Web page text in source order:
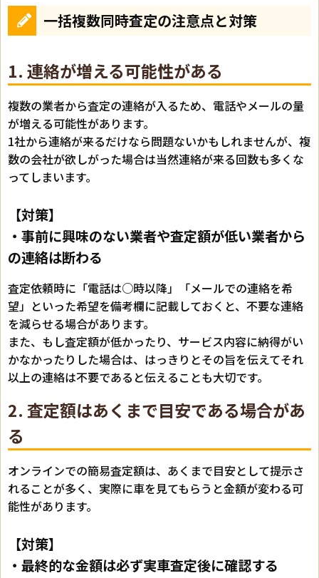
一括複数同時査定の注意点と対策
1. 連絡が増える可能性がある
複数の業者から査定の連絡が入るため、電話やメールの量
が増える可能性があります。
1社から連絡が来るだけなら問題ないかもしれませんが、複
数の会社が欲しがった場合は当然連絡が来る回数も多くな
ってしまいます。
【対策】
・事前に興味のない業者や査定額が低い業者から
の連絡は断わる
査定依頼時に「電話は○時以降」「メールでの連絡を希
望」といった希望を備考欄に記載しておくと、不要な連絡
を減らせる場合があります。
また、もし査定額が低かったり、サービス内容に納得がい
かなかったりした場合は、はっきりとその旨を伝えてそれ
以上の連絡は不要であると伝えることも大切です。
2. 査定額はあくまで目安である場合があ
る
オンラインでの簡易査定額は、あくまで目安として提示さ
れることが多く、実際に車を見てもらうと金額が変わる可
能性があります。
【対策】
・最終的な金額は必ず実車査定後に確認する